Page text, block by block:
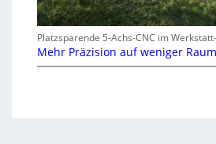
Platzsparende 5-Achs-CNC im
Mehr Präzision auf weniger Raum